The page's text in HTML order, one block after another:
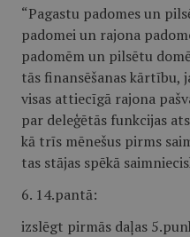
“Pagastu padomes un
padomei un rajona
padomēm un pilsētu
tās finansēšanas kārtību,
visas attiecīgā rajona
par deleģētās funkcijas
kā trīs mēnešus pirms
tas stājas spēkā
6. 14.pantā:
izslēgt pirmās daļas